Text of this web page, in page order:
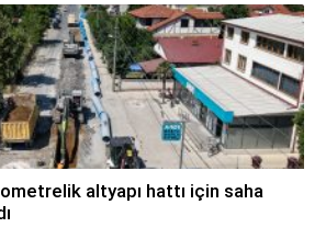
altyapı hattı için saha